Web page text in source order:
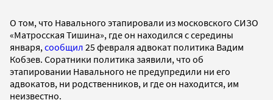
О том, что Навального этапировали из московского СИЗО
«Матросская Тишина», где он находился с середины
января, сообщил 25 февраля адвокат политика Вадим
Кобзев. Соратники политика заявили, что об
этапировании Навального не предупредили ни его
адвокатов, ни родственников, и где он находится, им
неизвестно.